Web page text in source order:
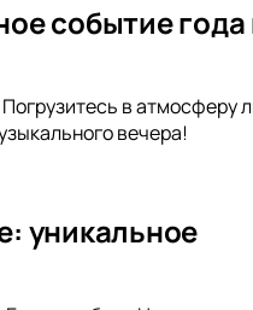
событие года
в атмосферу
вечера!
уникальное